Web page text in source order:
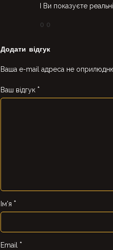
І Ви показуєте
0 0
Додати відгук
Ваша e-mail адреса не
Ваш відгук *
Ім'я *
Email *